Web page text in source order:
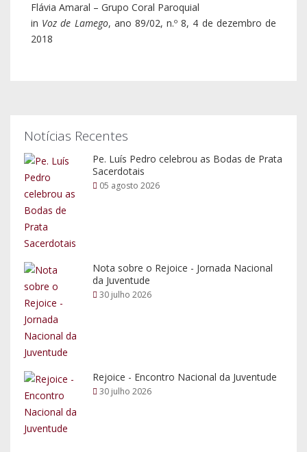
Flávia Amaral – Grupo Coral Paroquial
in Voz de Lamego, ano 89/02, n.º 8, 4 de dezembro de
2018
Notícias Recentes
Pe. Luís Pedro celebrou as Bodas de Prata
Sacerdotais
05 agosto 2026
Nota sobre o Rejoice - Jornada Nacional
da Juventude
30 julho 2026
Rejoice - Encontro Nacional da Juventude
30 julho 2026